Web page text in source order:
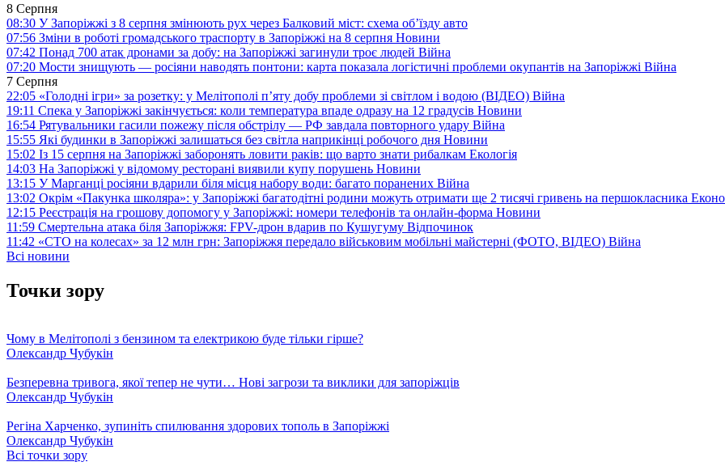
8 Серпня
08:30 У Запоріжжі з 8 серпня змінюють рух через Балковий міст: схема об’їзду авто
07:56 Зміни в роботі громадського траспорту в Запоріжжі на 8 серпня Новини
07:42 Понад 700 атак дронами за добу: на Запоріжжі загинули троє людей Війна
07:20 Мости знищують — росіяни наводять понтони: карта показала логістичні проблеми окупантів на Запоріжжі Війна
7 Серпня
22:05 «Голодні ігри» за розетку: у Мелітополі п’яту добу проблеми зі світлом і водою (ВІДЕО) Війна
19:11 Спека у Запоріжжі закінчується: коли температура впаде одразу на 12 градусів Новини
16:54 Рятувальники гасили пожежу після обстрілу — РФ завдала повторного удару Війна
15:55 Які будинки в Запоріжжі залишаться без світла наприкінці робочого дня Новини
15:02 Із 15 серпня на Запоріжжі заборонять ловити раків: що варто знати рибалкам Екологія
14:03 На Запоріжжі у відомому ресторані виявили купу порушень Новини
13:15 У Марганці росіяни вдарили біля місця набору води: багато поранених Війна
13:02 Окрім «Пакунка школяра»: у Запоріжжі багатодітні родини можуть отримати ще 2 тисячі гривень на першокласника
12:15 Реєстрація на грошову допомогу у Запоріжжі: номери телефонів та онлайн-форма Новини
11:59 Смертельна атака біля Запоріжжя: FPV-дрон вдарив по Кушугуму Відпочинок
11:42 «СТО на колесах» за 12 млн грн: Запоріжжя передало військовим мобільні майстерні (ФОТО, ВІДЕО) Війна
Всі новини
Точки зору
Чому в Мелітополі з бензином та електрикою буде тільки гірше?
Олександр Чубукін
Безперевна тривога, якої тепер не чути… Нові загрози та виклики для запоріжців
Олександр Чубукін
Регіна Харченко, зупиніть спилювання здорових тополь в Запоріжжі
Олександр Чубукін
Всі точки зору